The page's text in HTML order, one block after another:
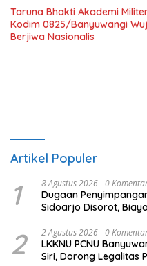
Taruna Bhakti Akademi
Kodim 0825/Banyuwangi
Berjiwa Nasionalis
Artikel Populer
1 8 Agustus 2026 0
Dugaan
Sidoarjo Disorot,
2 2 Agustus 2026 0
LKKNU PCNU
Siri, Dorong Legalitas